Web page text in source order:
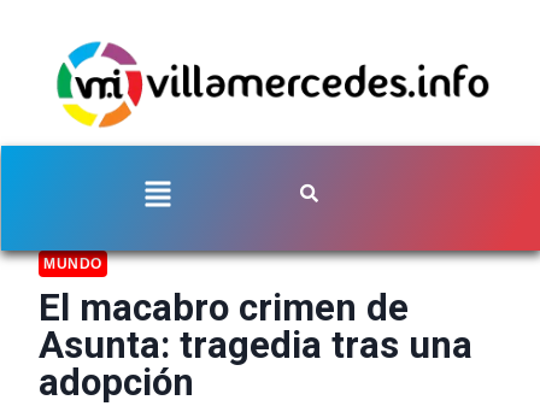
MUNDO
El macabro crimen de
Asunta: tragedia tras una
adopción